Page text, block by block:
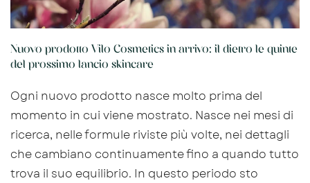
Nuovo prodotto Vilo Cosmetics in arrivo: il dietro le quinte
del prossimo lancio skincare
Ogni nuovo prodotto nasce molto prima del
momento in cui viene mostrato. Nasce nei mesi di
ricerca, nelle formule riviste più volte, nei dettagli
che cambiano continuamente fino a quando tutto
trova il suo equilibrio. In questo periodo sto